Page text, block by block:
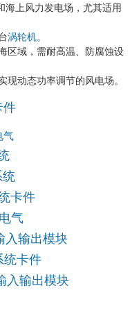
海上风力发电场，尤其适用
涡轮机。
区域，需耐高温、防腐蚀设
动态功率调节的风电场。
件
气
统
卡件
气
入输出模块
统卡件
入输出模块